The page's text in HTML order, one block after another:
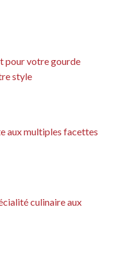
pour votre gourde
style
aux multiples facettes
culinaire aux